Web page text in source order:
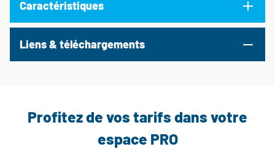
Caractéristiques
Liens & téléchargements
Profitez de vos tarifs dans votre
espace PRO